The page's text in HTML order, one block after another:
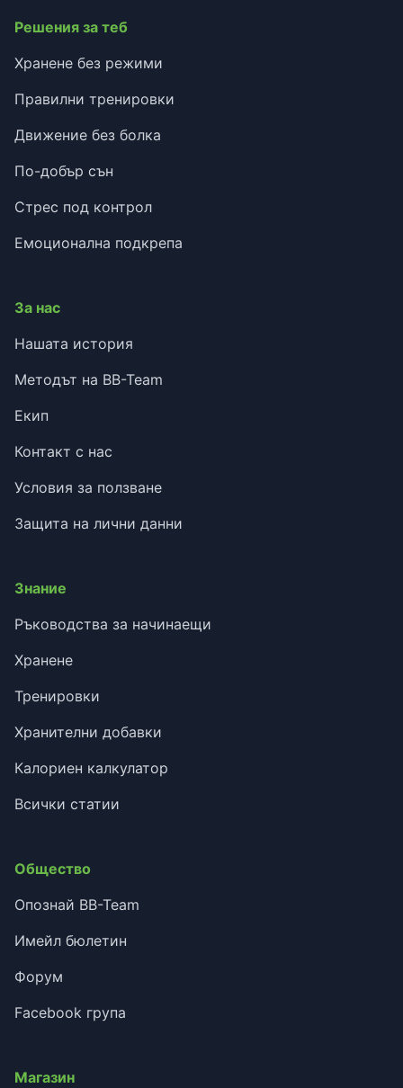
Решения за теб
Хранене без режими
Правилни тренировки
Движение без болка
По-добър сън
Стрес под контрол
Емоционална подкрепа
За нас
Нашата история
Методът на BB-Team
Екип
Контакт с нас
Условия за ползване
Защита на лични данни
Знание
Ръководства за начинаещи
Хранене
Тренировки
Хранителни добавки
Калориен калкулатор
Всички статии
Общество
Опознай BB-Team
Имейл бюлетин
Форум
Facebook група
Магазин